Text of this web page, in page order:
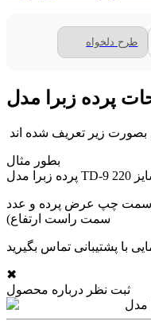
طرح دلخواه
و ارتفاع 180. ( عدد سمت چپ عرض پرده و عدد
سمت راست ارتفاع)
✖
ثبت نظر درباره محصول